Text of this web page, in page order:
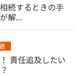
続するときの手
解...
責任追及したい